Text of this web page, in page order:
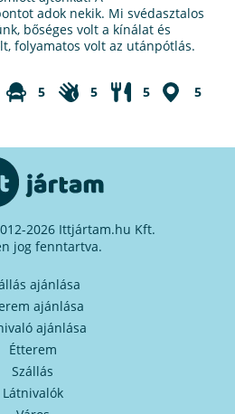
adok nekik. Mi svédasztalos
bőséges volt a kínálat és
folyamatos volt az utánpótlás.
5 5 5 5
2026 Ittjártam.hu Kft.
jog fenntartva.
ajánlása
ajánlása
ajánlása
Étterem
Szállás
Látnivalók